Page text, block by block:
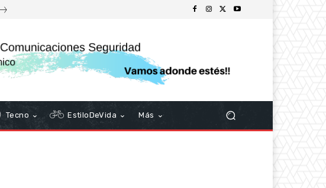
Tecno EstiloDeVida Más